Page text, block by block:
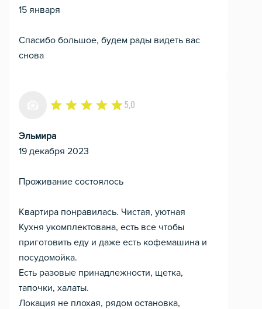
15 января
Спасибо большое, будем рады видеть вас
снова
5,0
Эльмира
19 декабря 2023
Проживание состоялось
Квартира понравилась. Чистая, уютная
Кухня укомплектована, есть все чтобы
приготовить еду и даже есть кофемашина и
посудомойка.
Есть разовые принадлежности, щетка,
тапочки, халаты.
Локация не плохая, рядом остановка,